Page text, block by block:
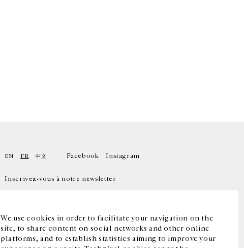
We use cookies in order to facilitate your navigation on the
site, to share content on social networks and other online
platforms, and to establish statistics aiming to improve your
EN FR 中文 Facebook Instagram
Inscrivez-vous à notre newsletter